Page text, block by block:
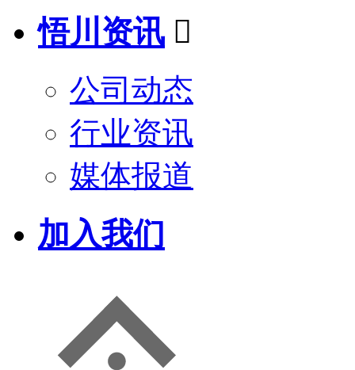
悟川资讯 
公司动态
行业资讯
媒体报道
加入我们